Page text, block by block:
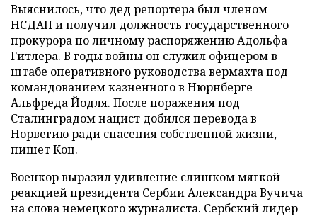
Выяснилось, что дед репортера был членом
НСДАП и получил должность государственного
прокурора по личному распоряжению Адольфа
Гитлера. В годы войны он служил офицером в
штабе оперативного руководства вермахта под
командованием казненного в Нюрнберге
Альфреда Йодля. После поражения под
Сталинградом нацист добился перевода в
Норвегию ради спасения собственной жизни,
пишет Коц.
Военкор выразил удивление слишком мягкой
реакцией президента Сербии Александра Вучича
на слова немецкого журналиста. Сербский лидер